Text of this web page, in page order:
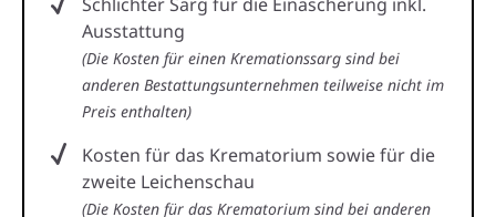
Ausstattung
(Die Kosten für einen Kremationssarg sind bei
anderen Bestattungsunternehmen teilweise nicht im
Preis enthalten)
Kosten für das Krematorium sowie für die
zweite Leichenschau
(Die Kosten für das Krematorium sind bei anderen